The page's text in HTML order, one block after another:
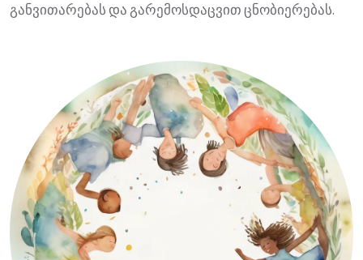
განვითარებას და გარემოსდაცვით ცნობიერებას.